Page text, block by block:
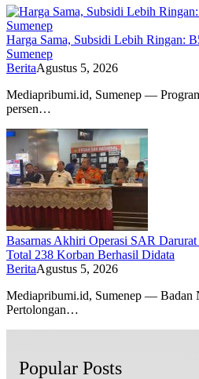
Harga Sama, Subsidi Lebih Ringan:
Sumenep
BeritaAgustus 5, 2026
Mediapribumi.id, Sumenep —
persen…
Basarnas Akhiri Operasi SAR
Total 238 Korban Berhasil Didata
BeritaAgustus 5, 2026
Mediapribumi.id, Sumenep — Badan
Pertolongan…
Popular Posts